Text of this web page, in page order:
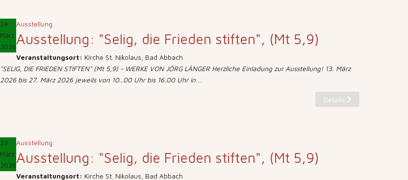
24
März
2026
Ausstellung
Ausstellung: "Selig, die Frieden stiften", (Mt 5,9)
Veranstaltungsort: Kirche St. Nikolaus, Bad Abbach
"SELIG, DIE FRIEDEN STIFTEN" (Mt 5,9) - WERKE VON JÖRG LÄNGER Herzliche Einladung zur Ausstellung! 13. März
2026 bis 27. März 2026 jeweils von 10..00 Uhr bis 16.00 Uhr in ...
Details
23
März
2026
Ausstellung
Ausstellung: "Selig, die Frieden stiften", (Mt 5,9)
Veranstaltungsort: Kirche St. Nikolaus, Bad Abbach